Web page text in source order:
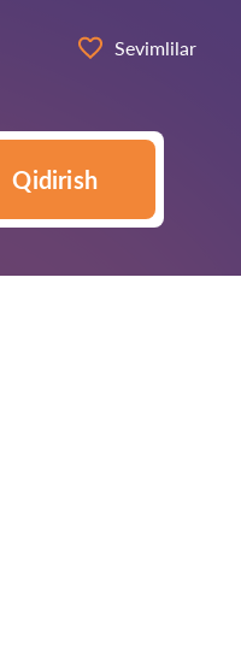
Sevimlilar
Qidirish